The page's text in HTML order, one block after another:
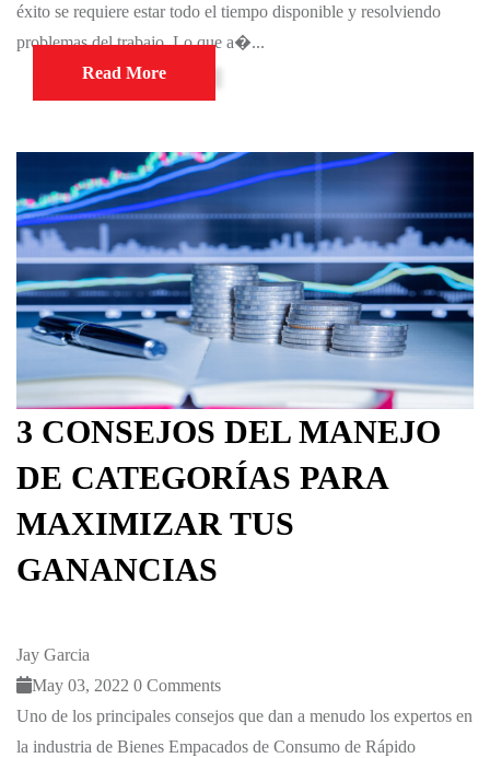
éxito se requiere estar todo el tiempo disponible y resolviendo
problemas del trabajo. Lo que a�...
Read More
3 CONSEJOS DEL MANEJO
DE CATEGORÍAS PARA
MAXIMIZAR TUS
GANANCIAS
Jay Garcia
May 03, 2022 0 Comments
Uno de los principales consejos que dan a menudo los expertos en
la industria de Bienes Empacados de Consumo de Rápido